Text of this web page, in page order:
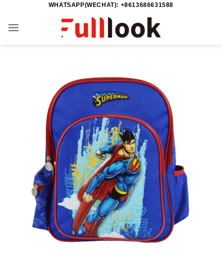
springen
WHATSAPP(WECHAT): +8613686631588